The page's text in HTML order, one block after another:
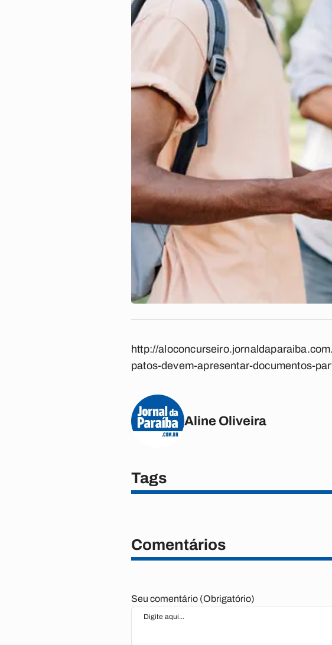
http://
patos-devem-apresentar-documentos-
Aline Oliveira
Tags
Comentários
Seu comentário (Obrigatório)